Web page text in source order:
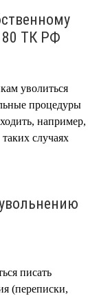
80 ТК РФ
уволиться
процедуры
например,
случаях
писать
(переписки,